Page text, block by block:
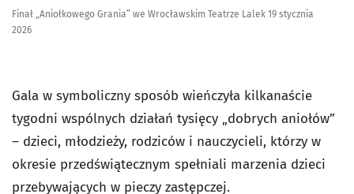
Finał „Aniołkowego Grania” we Wrocławskim Teatrze Lalek 19 stycznia
2026
Gala w symboliczny sposób wieńczyła kilkanaście
tygodni wspólnych działań tysięcy „dobrych aniołów”
– dzieci, młodzieży, rodziców i nauczycieli, którzy w
okresie przedświątecznym spełniali marzenia dzieci
przebywających w pieczy zastępczej.